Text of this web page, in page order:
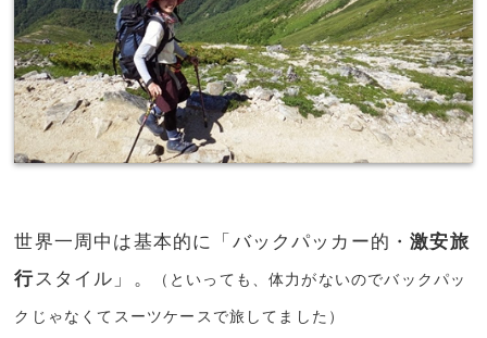
世界一周中は基本的に「バックパッカー的・激安旅
行スタイル」。 （といっても、体力がないのでバックパッ
クじゃなくてスーツケースで旅してました）